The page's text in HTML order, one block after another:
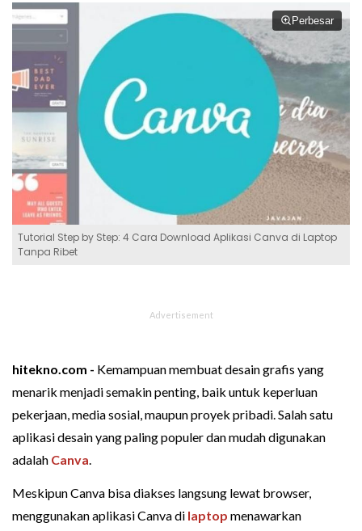
Perbesar
Tutorial Step by Step: 4 Cara Download Aplikasi Canva di Laptop
Tanpa Ribet
hitekno.com - Kemampuan membuat desain grafis yang
menarik menjadi semakin penting, baik untuk keperluan
pekerjaan, media sosial, maupun proyek pribadi. Salah satu
aplikasi desain yang paling populer dan mudah digunakan
adalah Canva.
Meskipun Canva bisa diakses langsung lewat browser,
menggunakan aplikasi Canva di laptop menawarkan